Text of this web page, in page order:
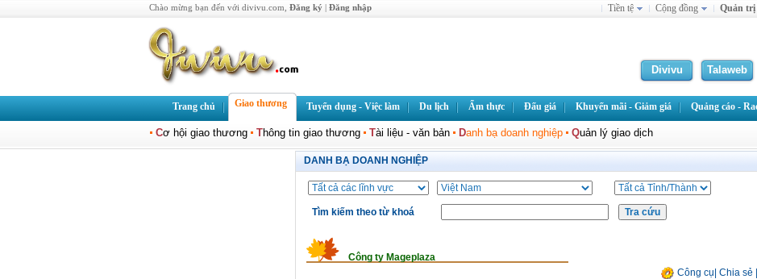
Chào mừng bạn đến với divivu.com, Đăng ký | Đăng nhập Tiền tệ Cộng đồng Quản
Divivu Talaweb
Trang chủ Giao thương Tuyển dụng - Việc làm Du lịch Ẩm thực Đấu giá Khuyến mãi - Giảm giá Quảng cáo -
Cơ hội giao thương Thông tin giao thương Tài liệu - văn bản Danh bạ doanh nghiệp Quản lý giao dịch
DANH BẠ DOANH NGHIỆP
Tìm kiếm theo từ khoá
Công ty Mageplaza
Chia sẻ
Công cụ